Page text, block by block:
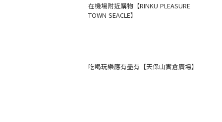
在機場附近購物【RINKU PLEASURE
TOWN SEACLE】
吃喝玩樂應有盡有【天保山實倉廣場】